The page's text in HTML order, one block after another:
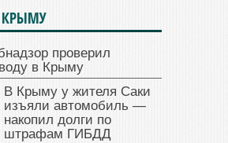
КРЫМУ
проверил
в Крыму
В Крыму у жителя Саки
изъяли автомобиль —
накопил долги по
штрафам ГИБДД